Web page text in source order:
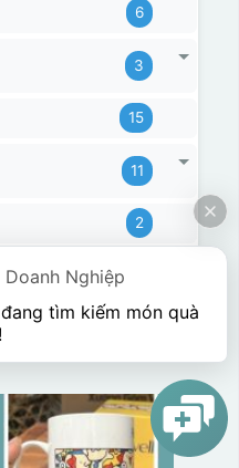
6
3
15
11
2
Doanh Nghiệp
tìm kiếm món quà